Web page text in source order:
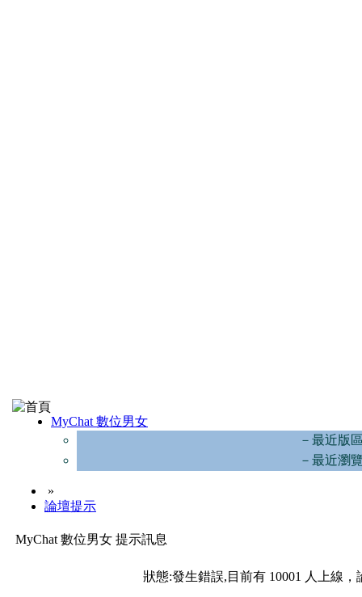
MyChat 數位男女
－最近版
－最近瀏
»
論壇提示
MyChat 數位男女 提示訊息
狀態:發生錯誤,目前有 10001 人上線